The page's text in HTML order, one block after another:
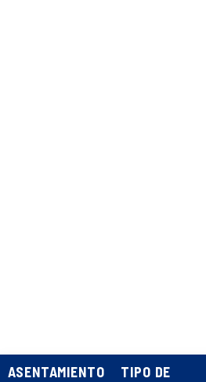
ASENTAMIENTO
TIPO DE